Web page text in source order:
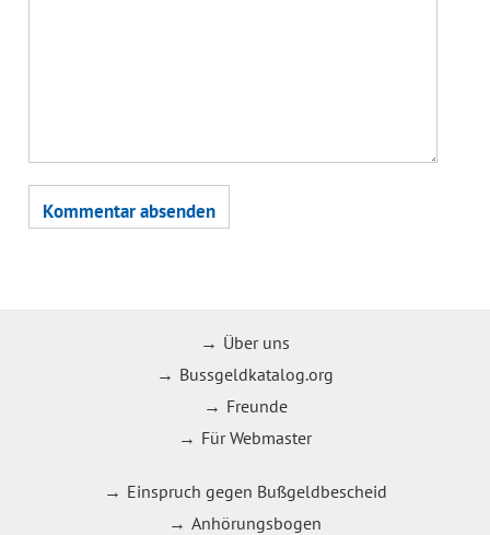
Über uns
Bussgeldkatalog.org
Freunde
Für Webmaster
Einspruch gegen Bußgeldbescheid
Anhörungsbogen